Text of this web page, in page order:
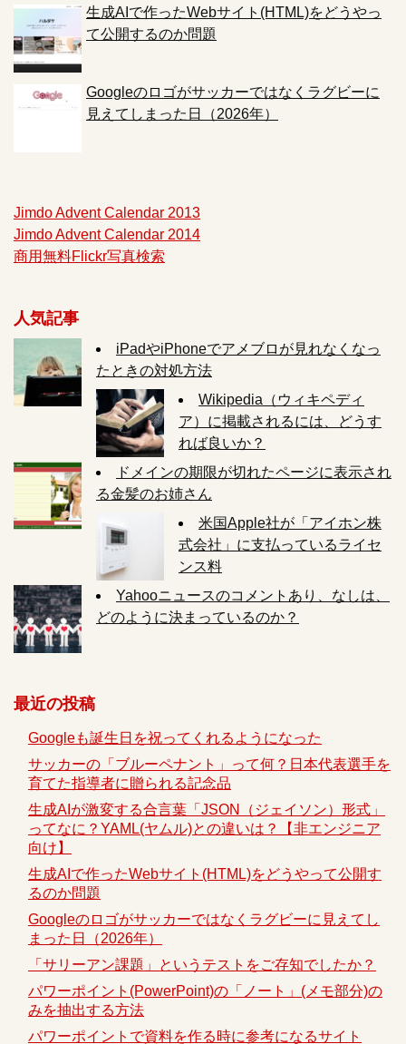
生成AIで作ったWebサイト(HTML)をどうやっ
て公開するのか問題
Googleのロゴがサッカーではなくラグビーに
見えてしまった日（2026年）
Jimdo Advent Calendar 2013
Jimdo Advent Calendar 2014
商用無料Flickr写真検索
人気記事
iPadやiPhoneでアメブロが見れなくなっ
たときの対処方法
Wikipedia（ウィキペディ
ア）に掲載されるには、どうす
れば良いか？
ドメインの期限が切れたページに表示され
る金髪のお姉さん
米国Apple社が「アイホン株
式会社」に支払っているライセ
ンス料
Yahooニュースのコメントあり、なしは、
どのように決まっているのか？
最近の投稿
Googleも誕生日を祝ってくれるようになった
サッカーの「ブルーペナント」って何？日本代表選手を
育てた指導者に贈られる記念品
生成AIが激変する合言葉「JSON（ジェイソン）形式」
ってなに？YAML(ヤムル)との違いは？【非エンジニア
向け】
生成AIで作ったWebサイト(HTML)をどうやって公開す
るのか問題
Googleのロゴがサッカーではなくラグビーに見えてし
まった日（2026年）
「サリーアン課題」というテストをご存知でしたか？
パワーポイント(PowerPoint)の「ノート」(メモ部分)の
みを抽出する方法
パワーポイントで資料を作る時に参考になるサイト